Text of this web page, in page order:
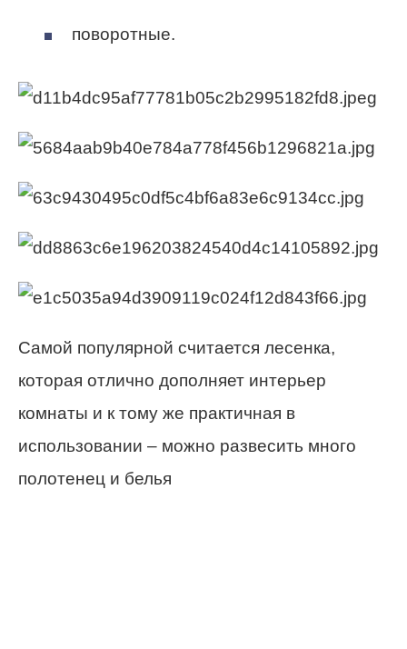
поворотные.
Самой популярной считается лесенка,
которая отлично дополняет интерьер
комнаты и к тому же практичная в
использовании – можно развесить много
полотенец и белья